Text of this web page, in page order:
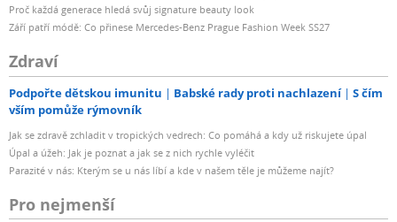
Proč každá generace hledá svůj signature beauty look
Září patří módě: Co přinese Mercedes-Benz Prague Fashion Week SS27
Zdraví
Podpořte dětskou imunitu Babské rady proti nachlazení
S čím
vším pomůže rýmovník
Jak se zdravě zchladit v tropických vedrech: Co pomáhá a kdy už riskujete úpal
Úpal a úžeh: Jak je poznat a jak se z nich rychle vyléčit
Parazité v nás: Kterým se u nás líbí a kde v našem těle je můžeme najít?
Pro nejmenší